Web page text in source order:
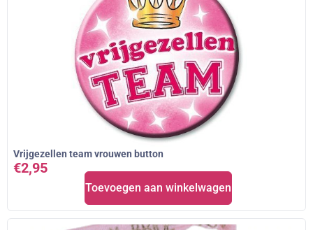
Vrijgezellen team vrouwen button
€2,95
Toevoegen aan winkelwagen